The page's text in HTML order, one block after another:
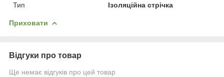
Тип
Ізоляційна стрічка
Приховати
Відгуки про товар
Ще немає відгуків про цей товар